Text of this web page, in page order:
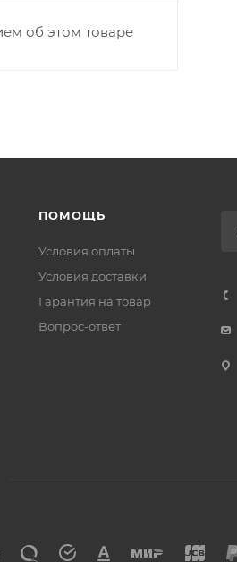
об этом товаре
ПОМОЩЬ
Условия оплаты
Условия доставки
Гарантия на товар
Вопрос-ответ